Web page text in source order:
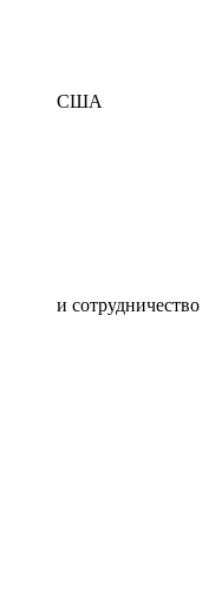
США
и сотрудничество